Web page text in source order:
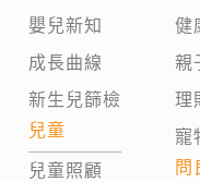
嬰兒新知
成長曲線
新生兒篩檢
兒童
兒童照顧
健
親
理
寵
問